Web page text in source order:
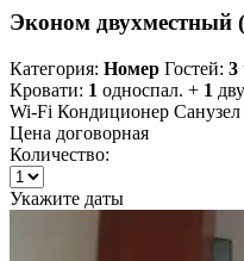
Эконом двухместный
Категория: Номер Гостей: 3
Кровати: 1 односпал. + 1
Wi-Fi Кондиционер Санузел
Цена договорная
Количество:
Укажите даты